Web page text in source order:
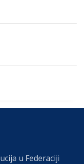
u Federaciji